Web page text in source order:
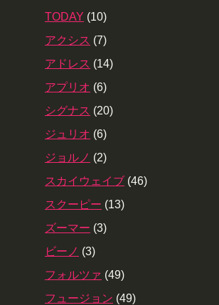
TODAY (10)
アクシス (7)
アドレス (14)
アプリオ (6)
シグナス (20)
ジュリオ (6)
ジョルノ (2)
スカイウェイブ (46)
スクーピー (13)
ズーマー (3)
ビーノ (3)
フォルツァ (49)
フュージョン (49)